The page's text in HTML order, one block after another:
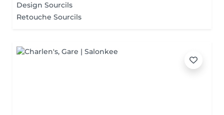
Design Sourcils
Retouche Sourcils